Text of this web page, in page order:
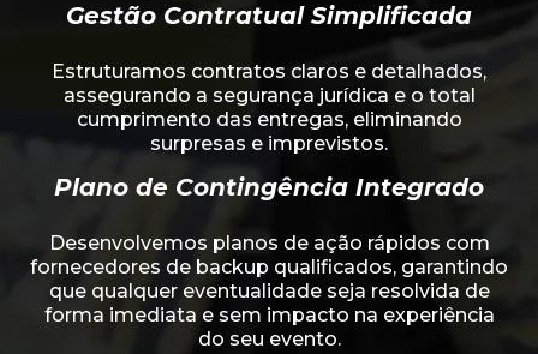
Gestão Contratual Simplificada
Estruturamos contratos claros e detalhados,
assegurando a segurança jurídica e o total
cumprimento das entregas, eliminando
surpresas e imprevistos.
Plano de Contingência Integrado
Desenvolvemos planos de ação rápidos com
fornecedores de backup qualificados, garantindo
que qualquer eventualidade seja resolvida de
forma imediata e sem impacto na experiência
do seu evento.